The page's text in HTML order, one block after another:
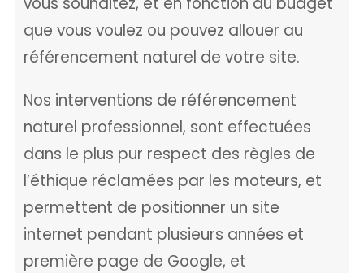
que vous voulez ou pouvez allouer au
référencement naturel de votre site.
Nos interventions de référencement
naturel professionnel, sont effectuées
dans le plus pur respect des règles de
l’éthique réclamées par les moteurs, et
permettent de positionner un site
internet pendant plusieurs années et
première page de Google, et